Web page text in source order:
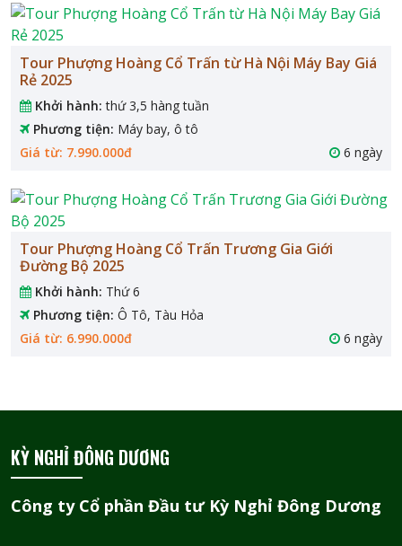
Tour Phượng Hoàng Cổ Trấn từ Hà Nội Máy Bay Giá
Rẻ 2025
Khởi hành:thứ 3,5 hàng tuần
Phương tiện: Máy bay, ô tô
Giá từ: 7.990.000đ
6 ngày
Tour Phượng Hoàng Cổ Trấn Trương Gia Giới
Đường Bộ 2025
Khởi hành: Thứ 6
Phương tiện: Ô Tô, Tàu Hỏa
Giá từ: 6.990.000đ
6 ngày
KỲ NGHỈ ĐÔNG DƯƠNG
Công ty Cổ phần Đầu tư Kỳ Nghỉ Đông Dương